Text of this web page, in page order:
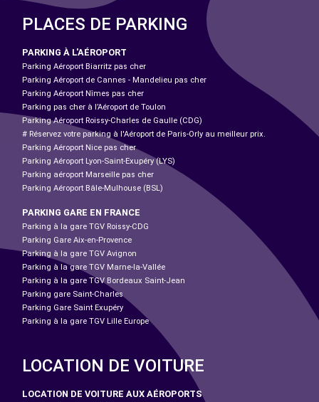
PLACES DE PARKING
PARKING À L'AÉROPORT
Parking Aéroport Biarritz pas cher
Parking Aéroport de Cannes - Mandelieu pas cher
Parking Aéroport Nîmes pas cher
Parking pas cher à l’Aéroport de Toulon
Parking Aéroport Roissy-Charles de Gaulle (CDG)
# Réservez votre parking à l'Aéroport de Paris-Orly au meilleur prix.
Parking Aéroport Nice pas cher
Parking Aéroport Lyon-Saint-Exupéry (LYS)
Parking aéroport Marseille pas cher
Parking Aéroport Bâle-Mulhouse (BSL)
PARKING GARE EN FRANCE
Parking à la gare TGV Roissy-CDG
Parking Gare Aix-en-Provence
Parking à la gare TGV Avignon
Parking à la gare TGV Marne-la-Vallée
Parking à la gare TGV Bordeaux Saint-Jean
Parking gare Saint-Charles
Parking Gare Saint Exupéry
Parking à la gare TGV Lille Europe
LOCATION DE VOITURE
LOCATION DE VOITURE AUX AÉROPORTS